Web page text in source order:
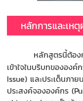
หลักการและเห
หลักสูตรนี้ต้อง
เข้าใจในบริบทขององ
Issue) และประเด็นภา
ประสงค์จององค์กร